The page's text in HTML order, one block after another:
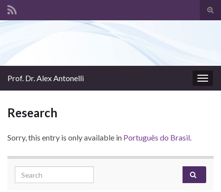
Prof. Dr. Alex Antonelli
Research
Sorry, this entry is only available in Português do Brasil.
Search for: